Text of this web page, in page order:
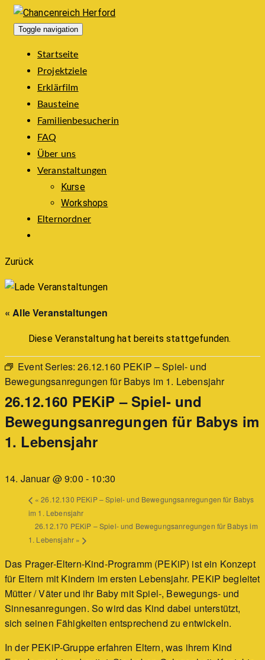
Toggle navigation
Startseite
Projektziele
Erklärfilm
Bausteine
Familienbesucherin
FAQ
Über uns
Veranstaltungen
Kurse
Workshops
Elternordner
Zurück
« Alle Veranstaltungen
Diese Veranstaltung hat bereits stattgefunden.
Event Series:26.12.160 PEKiP – Spiel- und
Bewegungsanregungen für Babys im 1. Lebensjahr
26.12.160 PEKiP – Spiel- und
Bewegungsanregungen für Babys im
1. Lebensjahr
14. Januar @ 9:00 - 10:30
« 26.12.130 PEKiP – Spiel- und Bewegungsanregungen für Babys
im 1. Lebensjahr
26.12.170 PEKiP – Spiel- und Bewegungsanregungen für Babys im
1. Lebensjahr »
Das Prager-Eltern-Kind-Programm (PEKiP) ist ein Konzept
für Eltern mit Kindern im ersten Lebensjahr. PEKiP begleitet
Mütter / Väter und ihr Baby mit Spiel-, Bewegungs- und
Sinnesanregungen. So wird das Kind dabei unterstützt,
sich seinen Fähigkeiten entsprechend zu entwickeln.
In der PEKiP-Gruppe erfahren Eltern, was ihrem Kind